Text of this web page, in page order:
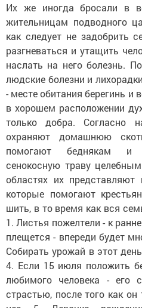
Их же иногда бросали в
жительницам подводного
как следует не задобрить
разгневаться и утащить
наслать на него болезнь.
людские болезни и
- месте обитания берегинь и
в хорошем расположении
только добра. Согласно
охраняют домашнюю
помогают беднякам и
сенокосную траву
областях их
которые помогают
шить, в то время как вся
1. Листья пожелтели - к
плещется - впереди будет
Собирать урожай в этот
4. Если 15 июля положить
любимого человека - его
страстью, после того как